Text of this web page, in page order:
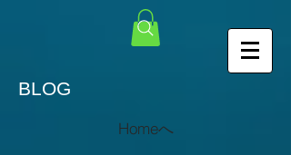
BLOG
Homeへ